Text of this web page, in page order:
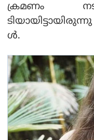
ക്രമണം
ള്‍.